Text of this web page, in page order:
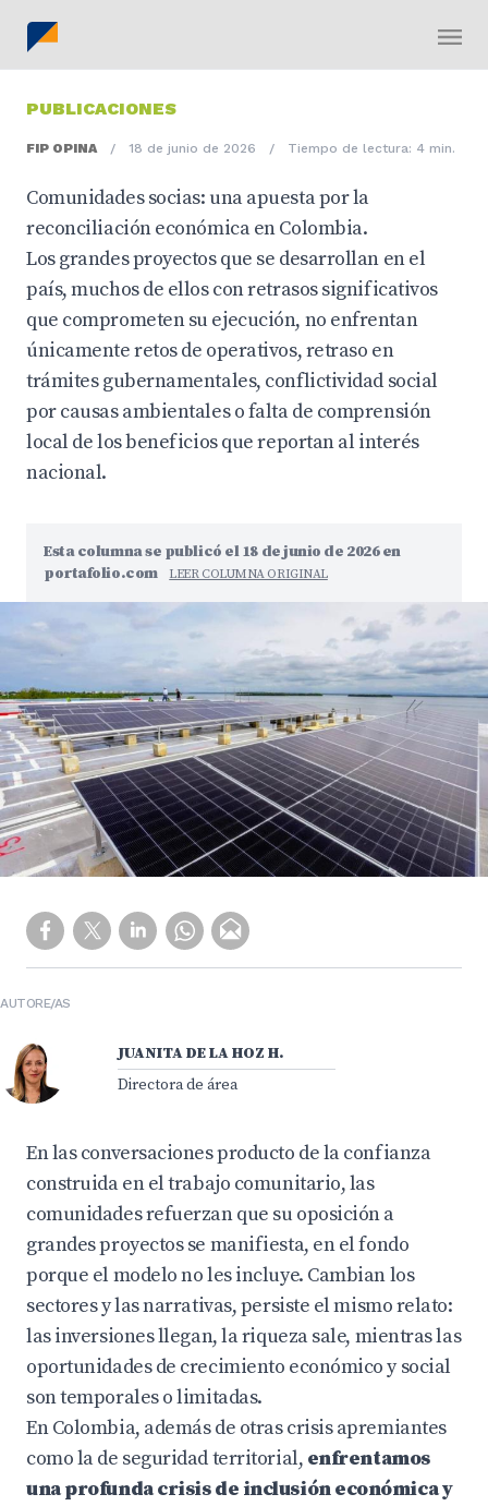
PUBLICACIONES
FIP OPINA / 18 de junio de 2026 / Tiempo de lectura: 4 min.
Comunidades socias: una apuesta por la
reconciliación económica en Colombia.
Los grandes proyectos que se desarrollan en el
país, muchos de ellos con retrasos significativos
que comprometen su ejecución, no enfrentan
únicamente retos de operativos, retraso en
trámites gubernamentales, conflictividad social
por causas ambientales o falta de comprensión
local de los beneficios que reportan al interés
nacional.
Esta columna se publicó el 18 de junio de 2026 en
portafolio.com
LEER COLUMNA ORIGINAL
AUTORE/AS
JUANITA DE LA HOZ H.
Directora de área
En las conversaciones producto de la confianza
construida en el trabajo comunitario, las
comunidades refuerzan que su oposición a
grandes proyectos se manifiesta, en el fondo
porque el modelo no les incluye. Cambian los
sectores y las narrativas, persiste el mismo relato:
las inversiones llegan, la riqueza sale, mientras las
oportunidades de crecimiento económico y social
son temporales o limitadas.
En Colombia, además de otras crisis apremiantes
como la de seguridad territorial, enfrentamos
una profunda crisis de inclusión económica y